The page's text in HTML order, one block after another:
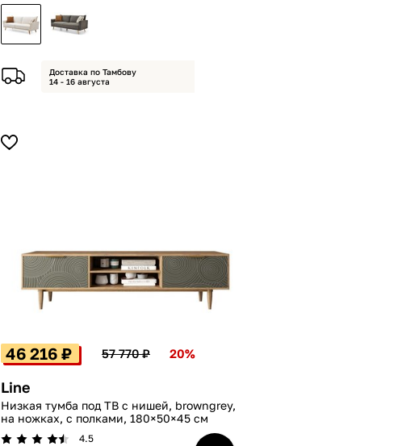
Доставка по Тамбову
14 - 16 августа
46 216 ₽ 57 770 ₽ 20%
Line
Низкая тумба под ТВ с нишей, browngrey,
на ножках, с полками, 180×50×45 см
4.5